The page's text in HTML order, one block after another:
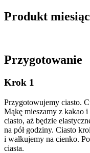
Produkt
Przygotowanie
Krok 1
Przygotowujemy ciasto.
Mąkę mieszamy z kakao
ciasto, aż będzie
na pół godziny. Ciasto
i wałkujemy na cienko.
ciasta.